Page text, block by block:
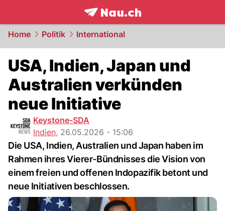
frontpage.NAU.ch
Home Politik International
USA, Indien, Japan und
Australien verkünden
neue Initiative
Keystone-SDA
Indien, 26.05.2026 - 15:06
Die USA, Indien, Australien und Japan haben im
Rahmen ihres Vierer-Bündnisses die Vision von
einem freien und offenen Indopazifik betont und
neue Initiativen beschlossen.